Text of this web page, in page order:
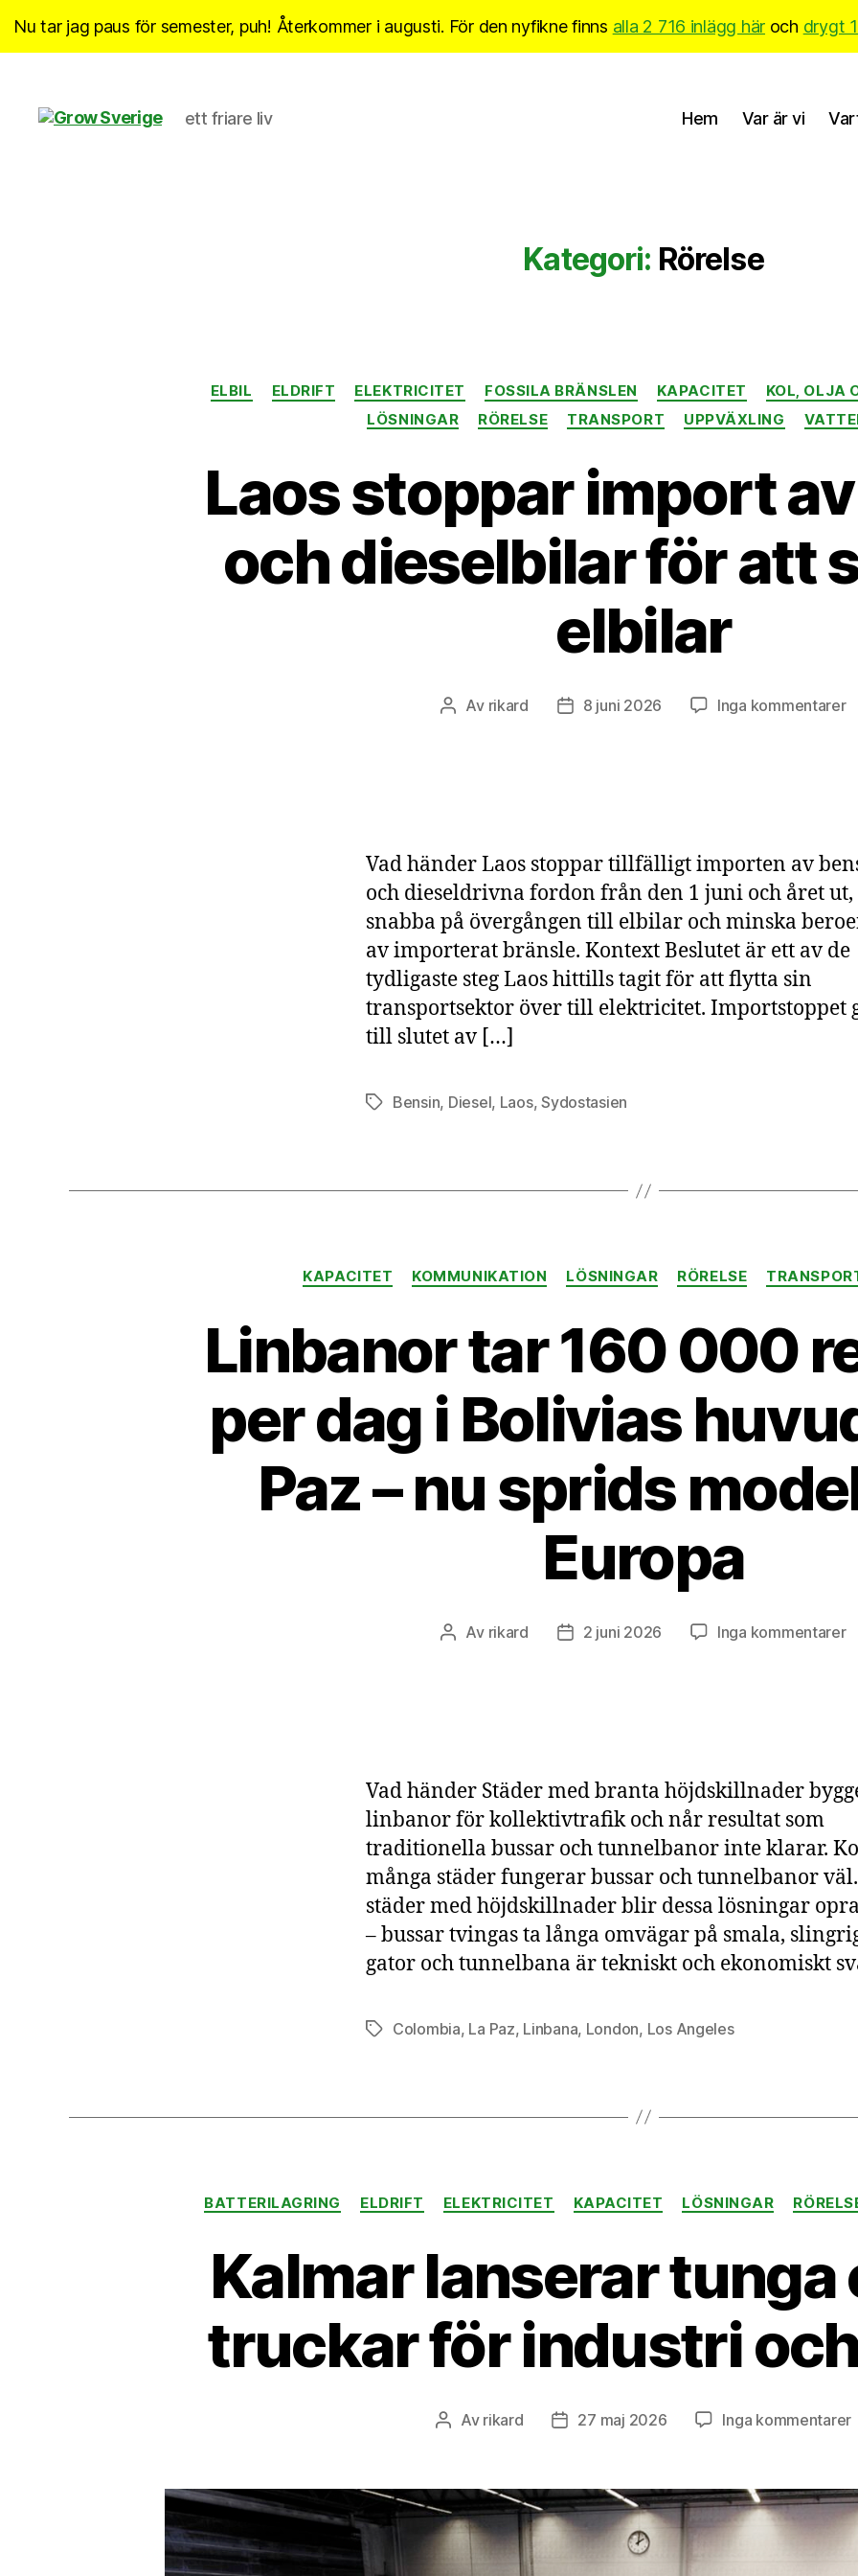
Nu tar jag paus för semester, puh! Återkommer i augusti. För den nyfikne finns alla 2 716 inlägg här och drygt
ett friare liv Hem Var är vi
Kategori: Rörelse
Kategorier
ELBIL ELDRIFT ELEKTRICITET FOSSILA BRÄNSLEN KAPACITET KOL, OLJA
LÖSNINGAR
RÖRELSE TRANSPORT UPPVÄXLING
Laos stoppar import
och dieselbilar för att
elbilar
Inläggsförfattare
Av rikard Inläggsdatum
8 juni 2026 Inga kommentarertill
på
Vad händer Laos stoppar tillfälligt importen av
och dieseldrivna fordon från den 1 juni och året
snabba på övergången till elbilar och minska
av importerat bränsle. Kontext Beslutet är ett av de
tydligaste steg Laos hittills tagit för att flytta sin
transportsektor över till elektricitet. Importstoppet
till slutet av […]
Etiketter
Bensin, Diesel, Laos,Sydostasien
Kategorier
KAPACITET KOMMUNIKATION LÖSNINGAR RÖRELSE
Linbanor tar 160 000
per dag i Bolivias
Paz – nu sprids
Europa
Inläggsförfattare
Av rikard Inläggsdatum
2 juni 2026 Inga kommentarertill
La
–
Vad händer Städer med branta höjdskillnader
linbanor för kollektivtrafik och når resultat som
traditionella bussar och tunnelbanor inte klarar.
många städer fungerar bussar och tunnelbanor
städer med höjdskillnader blir dessa lösningar
– bussar tvingas ta långa omvägar på smala,
gator och tunnelbana är tekniskt och ekonomiskt
EtiketterColombia, La Paz, Linbana, London, Los Angeles
Kategorier
BATTERILAGRING ELDRIFT ELEKTRICITET KAPACITET LÖSNINGAR
Kalmar lanserar tunga
truckar för industri
Inläggsförfattare
Av rikard Inläggsdatum
27 maj 2026 Inga kommentarertill